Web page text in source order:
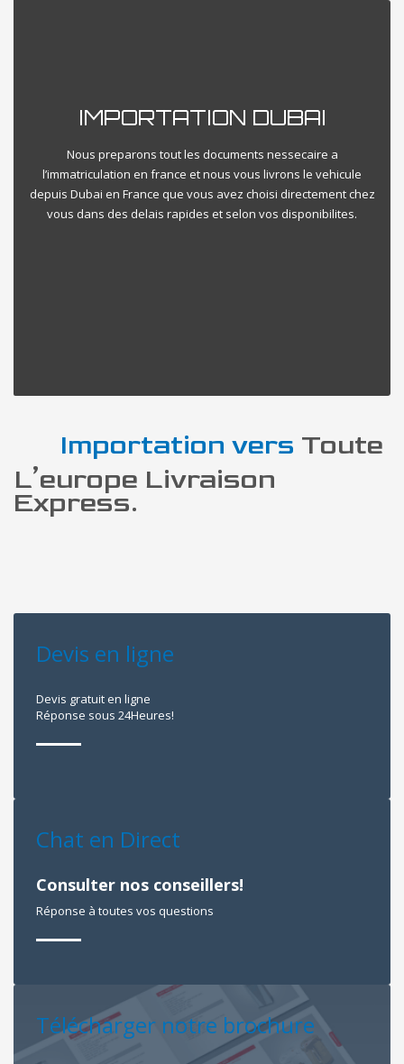
IMPORTATION DUBAI
Nous preparons tout les documents nessecaire a
l’immatriculation en france et nous vous livrons le vehicule
depuis Dubai en France que vous avez choisi directement chez
vous dans des delais rapides et selon vos disponibilites.
Importation vers Toute
L’europe Livraison
Express.
Devis en ligne
Devis gratuit en ligne
Réponse sous 24Heures!
Chat en Direct
Consulter nos conseillers!
Réponse à toutes vos questions
Télécharger notre brochure